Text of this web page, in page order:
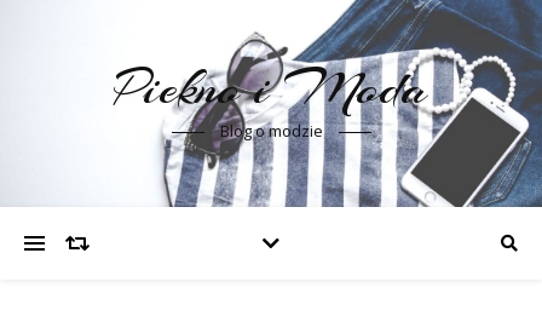
Piekno i Moda
Blog o modzie